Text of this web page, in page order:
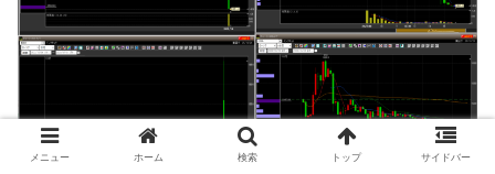
メニュー ホーム 検索 トップ サイドバー